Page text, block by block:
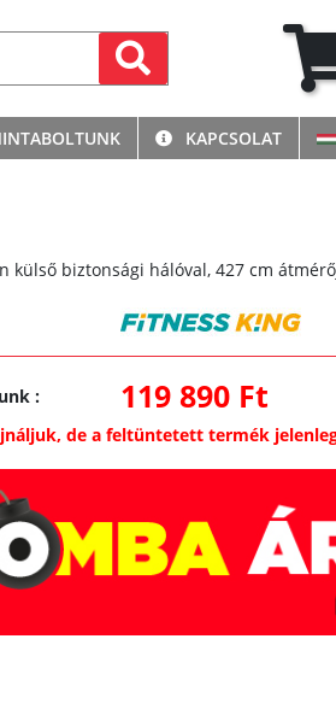
KAPCSOLAT
külső biztonsági hálóval, 427 cm
: 119 890 Ft
de a feltüntetett termék